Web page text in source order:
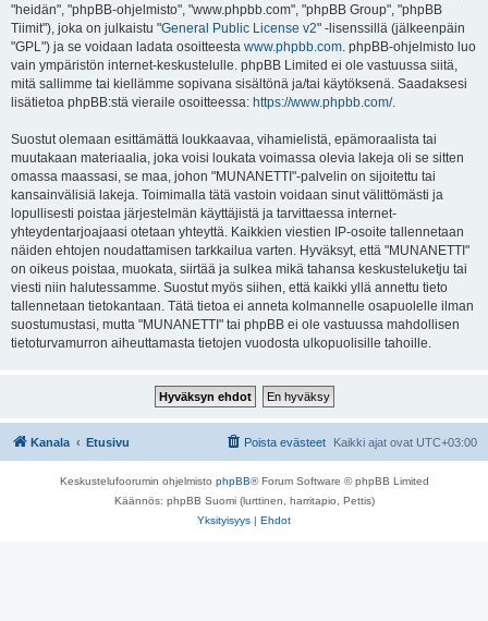
"heidän", "phpBB-ohjelmisto", "www.phpbb.com", "phpBB Group", "phpBB
Tiimit"), joka on julkaistu "General Public License v2" -lisenssillä (jälkeenpäin
"GPL") ja se voidaan ladata osoitteesta www.phpbb.com. phpBB-ohjelmisto luo
vain ympäristön internet-keskustelulle. phpBB Limited ei ole vastuussa siitä,
mitä sallimme tai kiellämme sopivana sisältönä ja/tai käytöksenä. Saadaksesi
lisätietoa phpBB:stä vieraile osoitteessa: https://www.phpbb.com/.
Suostut olemaan esittämättä loukkaavaa, vihamielistä, epämoraalista tai
muutakaan materiaalia, joka voisi loukata voimassa olevia lakeja oli se sitten
omassa maassasi, se maa, johon "MUNANETTI"-palvelin on sijoitettu tai
kansainvälisiä lakeja. Toimimalla tätä vastoin voidaan sinut välittömästi ja
lopullisesti poistaa järjestelmän käyttäjistä ja tarvittaessa internet-
yhteydentarjoajaasi otetaan yhteyttä. Kaikkien viestien IP-osoite tallennetaan
näiden ehtojen noudattamisen tarkkailua varten. Hyväksyt, että "MUNANETTI"
on oikeus poistaa, muokata, siirtää ja sulkea mikä tahansa keskusteluketju tai
viesti niin halutessamme. Suostut myös siihen, että kaikki yllä annettu tieto
tallennetaan tietokantaan. Tätä tietoa ei anneta kolmannelle osapuolelle ilman
suostumustasi, mutta "MUNANETTI" tai phpBB ei ole vastuussa mahdollisen
tietoturvamurron aiheuttamasta tietojen vuodosta ulkopuolisille tahoille.
Kanala Etusivu Kaikki ajat ovat UTC+03:00
Poista evästeet
Keskustelufoorumin ohjelmisto phpBB® Forum Software © phpBB Limited
Käännös: phpBB Suomi (lurttinen, harritapio, Pettis)
Yksityisyys | Ehdot